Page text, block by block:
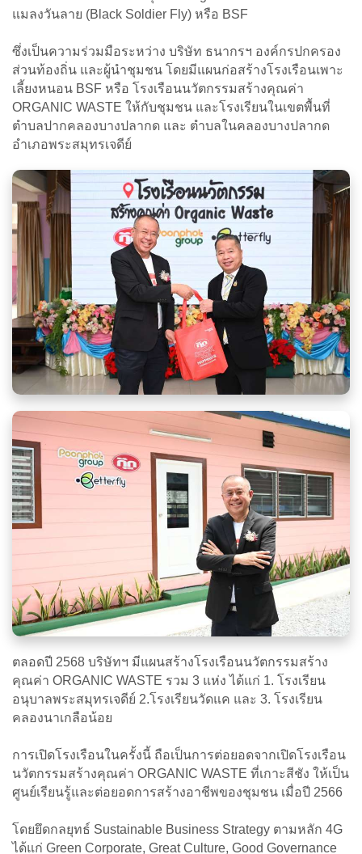
แมลงวันลาย (Black Soldier Fly) หรือ BSF
ซึ่งเป็นความร่วมมือระหว่าง บริษัท ธนากรฯ องค์กรปกครอง
ส่วนท้องถิ่น และผู้นำชุมชน โดยมีแผนก่อสร้างโรงเรือนเพาะ
เลี้ยงหนอน BSF หรือ โรงเรือนนวัตกรรมสร้างคุณค่า
ORGANIC WASTE ให้กับชุมชน และโรงเรียนในเขตพื้นที่
ตำบลปากคลองบางปลากด และ ตำบลในคลองบางปลากด
อำเภอพระสมุทรเจดีย์
ตลอดปี 2568 บริษัทฯ มีแผนสร้างโรงเรือนนวัตกรรมสร้าง
คุณค่า ORGANIC WASTE รวม 3 แห่ง ได้แก่ 1. โรงเรียน
อนุบาลพระสมุทรเจดีย์ 2.โรงเรียนวัดแค และ 3. โรงเรียน
คลองนาเกลือน้อย
การเปิดโรงเรือนในครั้งนี้ ถือเป็นการต่อยอดจากเปิดโรงเรือน
นวัตกรรมสร้างคุณค่า ORGANIC WASTE ที่เกาะสีชัง ให้เป็น
ศูนย์เรียนรู้และต่อยอดการสร้างอาชีพของชุมชน เมื่อปี 2566
โดยยึดกลยุทธ์ Sustainable Business Strategy ตามหลัก 4G
ได้แก่ Green Corporate, Great Culture, Good Governance